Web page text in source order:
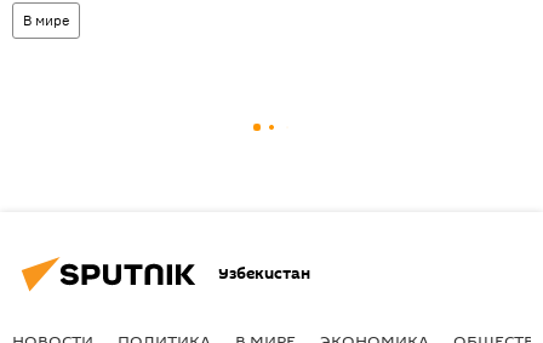
В мире
Узбекистан